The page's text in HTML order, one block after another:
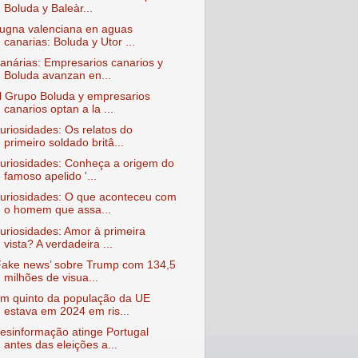
Boluda y Baleàr...
valenciana en aguas
canarias: Boluda y Utor ...
Empresarios canarios y
Boluda avanzan en...
Grupo Boluda y empresarios
canarios optan a la ...
Os relatos do
primeiro soldado britâ...
Conheça a origem do
famoso apelido '...
O que aconteceu com
o homem que assa...
Amor à primeira
vista? A verdadeira ...
news’ sobre Trump com 134,5
milhões de visua...
quinto da população da UE
estava em 2024 em ris...
atinge Portugal
antes das eleições a...